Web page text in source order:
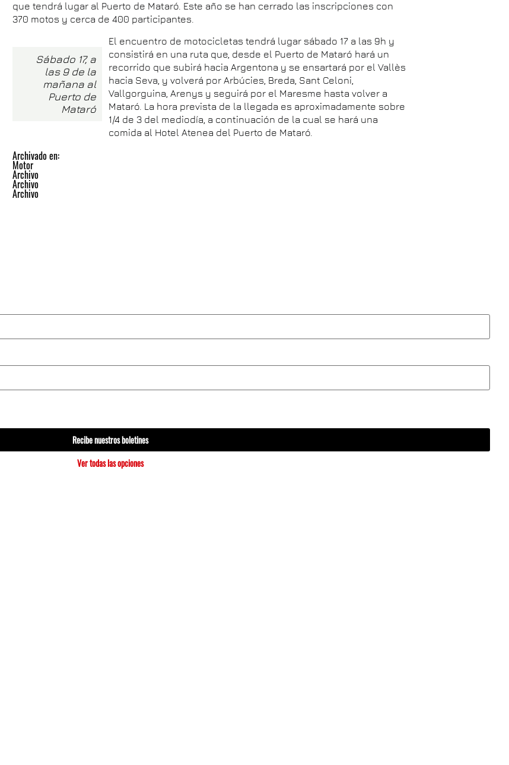
que tendrá lugar al Puerto de Mataró. Este año se han cerrado las inscripciones con
370 motos y cerca de 400 participantes.
Sábado 17, a
las 9 de la
mañana al
Puerto de
Mataró
El encuentro de motocicletas tendrá lugar sábado 17 a las 9h y
consistirá en una ruta que, desde el Puerto de Mataró hará un
recorrido que subirá hacia Argentona y se ensartará por el Vallès
hacia Seva, y volverá por Arbúcies, Breda, Sant Celoni,
Vallgorguina, Arenys y seguirá por el Maresme hasta volver a
Mataró. La hora prevista de la llegada es aproximadamente sobre
1/4 de 3 del mediodía, a continuación de la cual se hará una
comida al Hotel Atenea del Puerto de Mataró.
Archivado en:
Motor
Archivo
Archivo
Archivo
Recibe nuestros boletines
Ver todas las opciones